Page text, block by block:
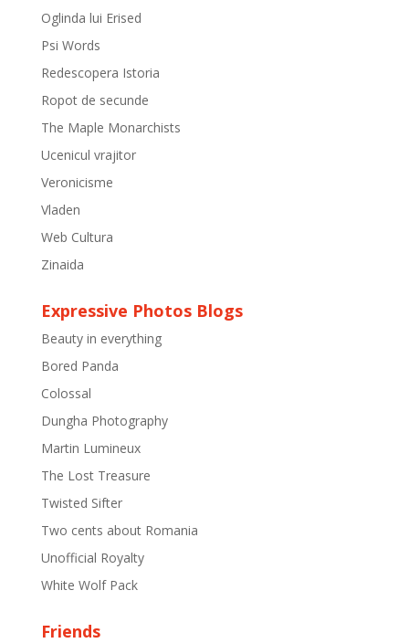
Oglinda lui Erised
Psi Words
Redescopera Istoria
Ropot de secunde
The Maple Monarchists
Ucenicul vrajitor
Veronicisme
Vladen
Web Cultura
Zinaida
Expressive Photos Blogs
Beauty in everything
Bored Panda
Colossal
Dungha Photography
Martin Lumineux
The Lost Treasure
Twisted Sifter
Two cents about Romania
Unofficial Royalty
White Wolf Pack
Friends